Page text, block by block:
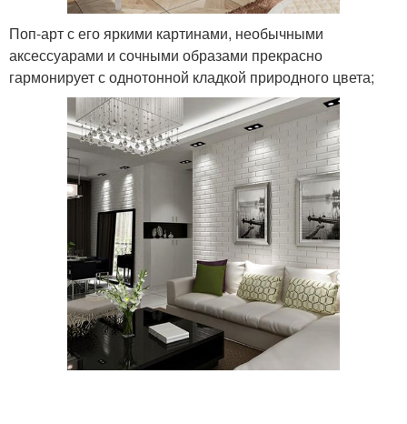
Поп-арт с его яркими картинами, необычными
аксессуарами и сочными образами прекрасно
гармонирует с однотонной кладкой природного цвета;